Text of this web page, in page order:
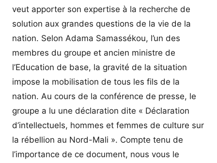
veut apporter son expertise à la recherche de
solution aux grandes questions de la vie de la
nation. Selon Adama Samassékou, l’un des
membres du groupe et ancien ministre de
l’Education de base, la gravité de la situation
impose la mobilisation de tous les fils de la
nation. Au cours de la conférence de presse, le
groupe a lu une déclaration dite « Déclaration
d’intellectuels, hommes et femmes de culture sur
la rébellion au Nord-Mali ». Compte tenu de
l’importance de ce document, nous vous le